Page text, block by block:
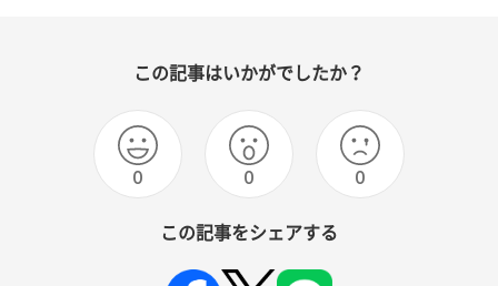
この記事はいかがでしたか？
0 0 0
この記事をシェアする